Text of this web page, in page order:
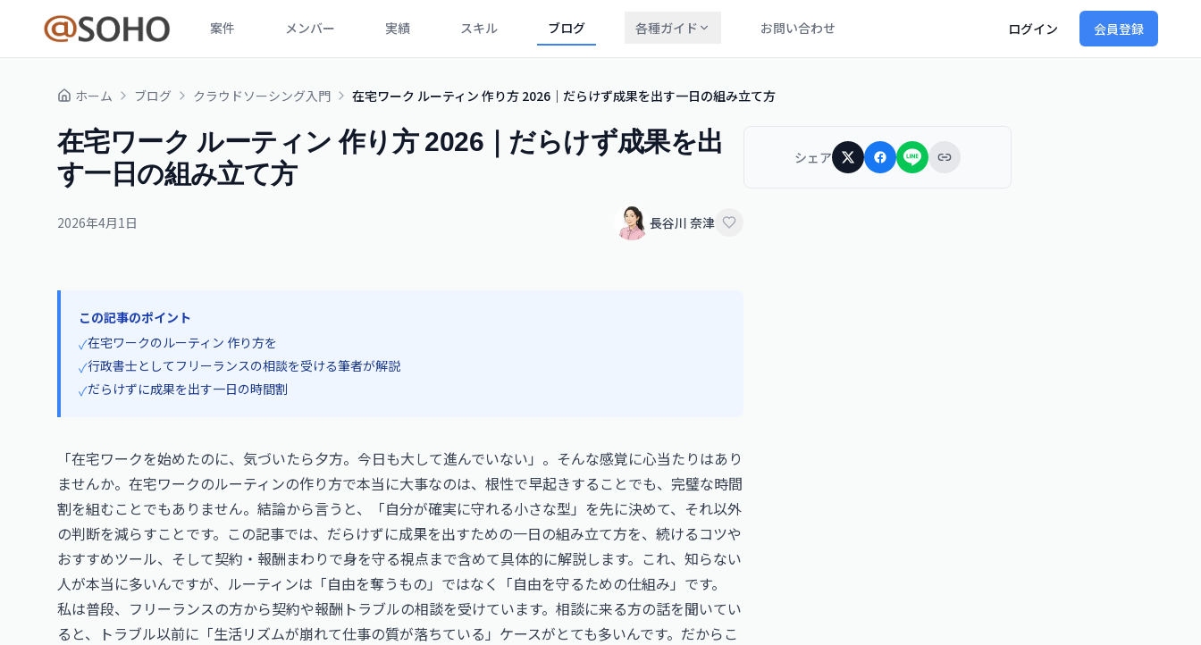
案件 メンバー 実績 スキル ブログ 各種ガイド お問い合わせ ログイン 会員登録
ホーム ブログ クラウドソーシング入門 在宅ワーク ルーティン 作り方 2026｜だらけず成果を出す一日の組み立て方
在宅ワーク ルーティン 作り方 2026｜だらけず成果を出
す一日の組み立て方
2026年4月1日 長谷川 奈津
この記事のポイント
✓在宅ワークのルーティン 作り方を
✓行政書士としてフリーランスの相談を受ける筆者が解説
✓だらけずに成果を出す一日の時間割
「在宅ワークを始めたのに、気づいたら夕方。今日も大して進んでいない」。そんな感覚に心当たりはあり
ませんか。在宅ワークのルーティンの作り方で本当に大事なのは、根性で早起きすることでも、完璧な時間
割を組むことでもありません。結論から言うと、「自分が確実に守れる小さな型」を先に決めて、それ以外
の判断を減らすことです。この記事では、だらけずに成果を出すための一日の組み立て方を、続けるコツや
おすすめツール、そして契約・報酬まわりで身を守る視点まで含めて具体的に解説します。これ、知らない
人が本当に多いんですが、ルーティンは「自由を奪うもの」ではなく「自由を守るための仕組み」です。
私は普段、フリーランスの方から契約や報酬トラブルの相談を受けています。相談に来る方の話を聞いてい
ると、トラブル以前に「生活リズムが崩れて仕事の質が落ちている」ケースがとても多いんです。だからこ
シェア